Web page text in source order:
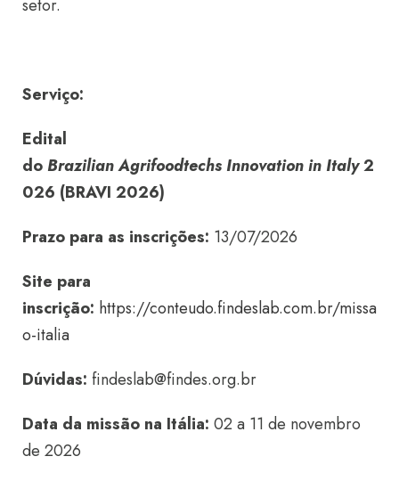
setor.
Serviço:
Edital
doBrazilian Agrifoodtechs Innovation in Italy2
026 (BRAVI 2026)
Prazo para as inscrições: 13/07/2026
Site para
inscrição: https://conteudo.findeslab.com.br/missa
o-italia
Dúvidas: findeslab@findes.org.br
Data da missão na Itália: 02 a 11 de novembro
de 2026